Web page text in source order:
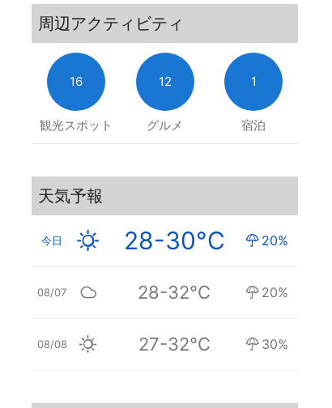
周辺アクティビティ
16
観光スポット
12
グルメ
1
宿泊
天気予報
今日 28-30°C 20%
08/07 28-32°C 20%
08/08 27-32°C 30%